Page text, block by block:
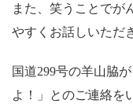
また、笑うことでが
やすくお話しいただ
国道299号の羊山脇
よ！」とのご連絡を